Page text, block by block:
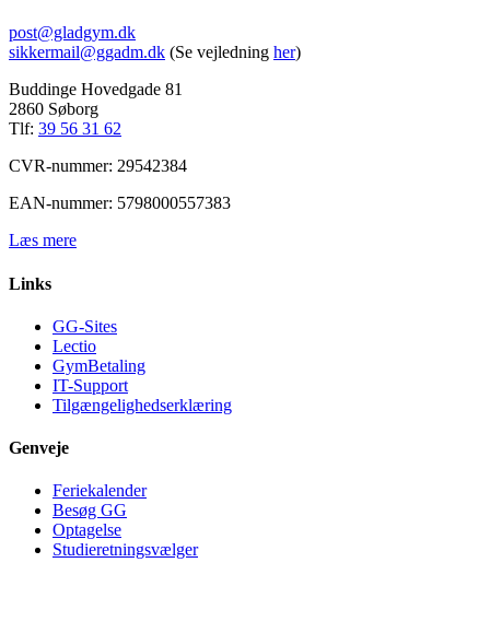
post@gladgym.dk
sikkermail@ggadm.dk (Se vejledning her)
Buddinge Hovedgade 81
2860 Søborg
Tlf: 39 56 31 62
CVR-nummer: 29542384
EAN-nummer: 5798000557383
Læs mere
Links
GG-Sites
Lectio
GymBetaling
IT-Support
Tilgængelighedserklæring
Genveje
Feriekalender
Besøg GG
Optagelse
Studieretningsvælger